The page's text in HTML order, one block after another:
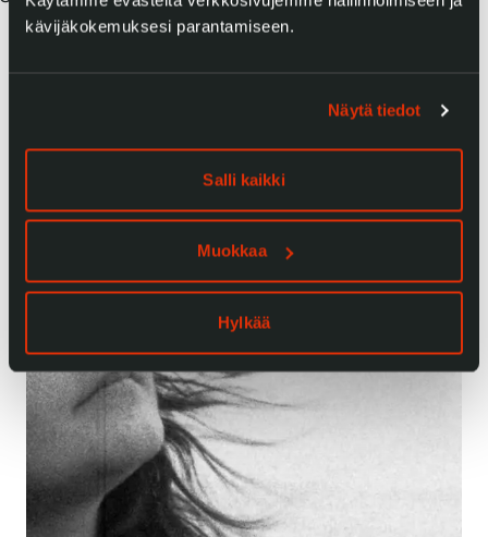
kävijäkokemuksesi parantamiseen.
Näytä tiedot
Salli kaikki
Muokkaa
Hylkää